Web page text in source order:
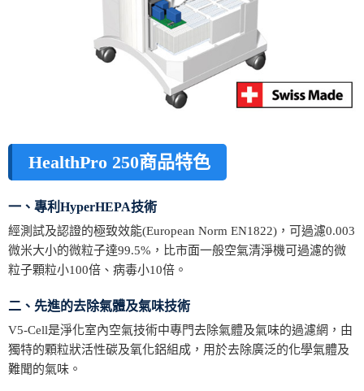
HealthPro 250商品特色
一、專利HyperHEPA技術
經測試及認證的極致效能(European Norm EN1822)，可過濾0.003
微米大小的微粒子達99.5%，比市面一般空氣清淨機可過濾的微
粒子顆粒小100倍、病毒小10倍。
二、先進的去除氣體及氣味技術
V5-Cell是淨化室內空氣技術中專門去除氣體及氣味的過濾網，由
獨特的顆粒狀活性碳及氧化鋁組成，用於去除廣泛的化學氣體及
難聞的氣味。